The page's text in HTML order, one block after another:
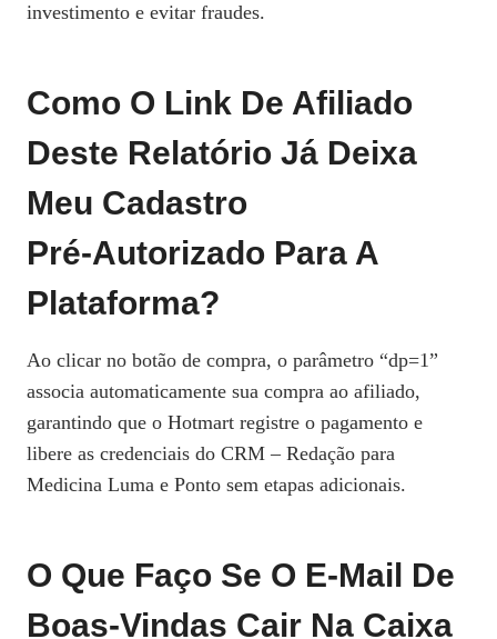
investimento e evitar fraudes.
Como O Link De Afiliado
Deste Relatório Já Deixa
Meu Cadastro
Pré‑autorizado Para A
Plataforma?
Ao clicar no botão de compra, o parâmetro “dp=1”
associa automaticamente sua compra ao afiliado,
garantindo que o Hotmart registre o pagamento e
libere as credenciais do CRM – Redação para
Medicina Luma e Ponto sem etapas adicionais.
O Que Faço Se O E‑mail De
Boas‑vindas Cair Na Caixa